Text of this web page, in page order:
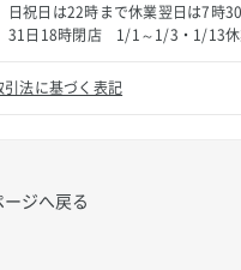
日祝日は22時まで休業翌日は7時
31日18時閉店 1/1～1/3・1/13
引法に基づく表記
ジへ戻る